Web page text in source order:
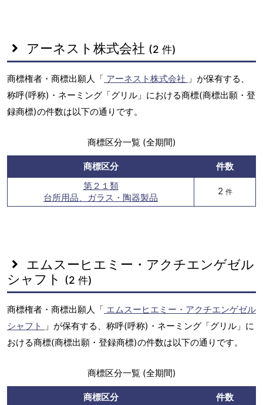
アーネスト株式会社 (2 件)
商標権者・商標出願人「 アーネスト株式会社 」が保有する、
称呼(呼称)・ネーミング「グリル」における商標(商標出願・登
録商標)の件数は以下の通りです。
商標区分一覧 (全期間)
商標区分
件数
第２１類
台所用品、ガラス・陶器製品
2 件
エムスーヒエミー・アクチエンゲゼル
シャフト
(2 件)
商標権者・商標出願人「 エムスーヒエミー・アクチエンゲゼル
シャフト
」が保有する、称呼(呼称)・ネーミング「グリル」に
おける商標(商標出願・登録商標)の件数は以下の通りです。
商標区分一覧 (全期間)
商標区分
件数